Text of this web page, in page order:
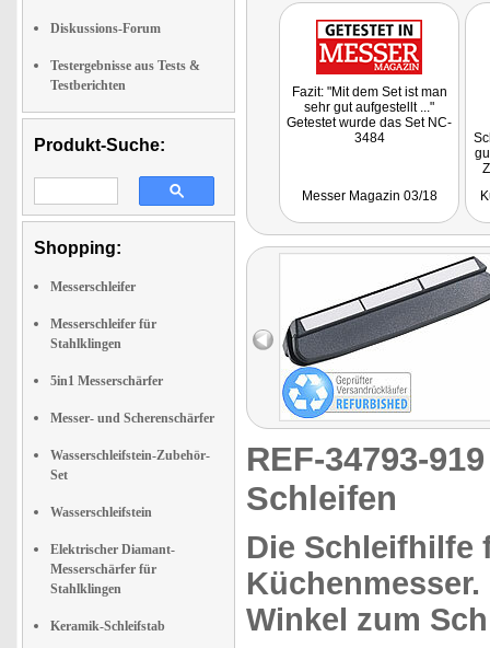
Diskussions-Forum
Testergebnisse aus Tests &
Testberichten
Produkt-Suche:
Shopping:
Messerschleifer
Messerschleifer für
Stahlklingen
5in1 Messerschärfer
Messer- und Scherenschärfer
Wasserschleifstein-Zubehör-
Set
Wasserschleifstein
Elektrischer Diamant-
Messerschärfer für
Stahlklingen
Keramik-Schleifstab
Fazit: "Mit dem Set ist man
sehr gut aufgestellt ..."
Getestet wurde das Set NC-
3484
Messer Magazin 03/18
REF-34793-
Schleifen
Die Schleifhilfe
Winkel zum